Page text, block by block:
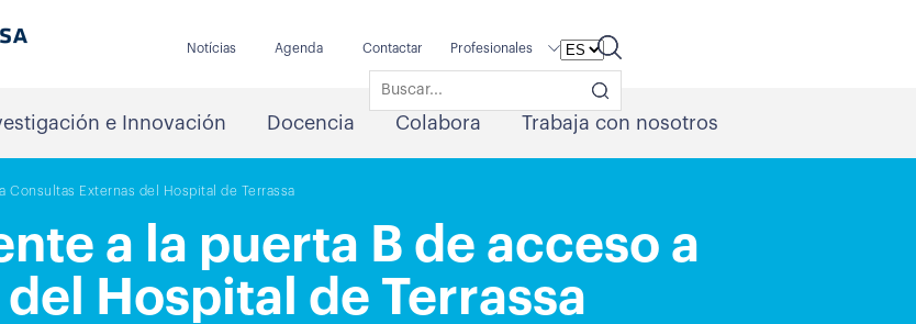
Notícias Agenda Contactar Profesionales
e Innovación Docencia Colabora Trabaja con nosotros
Consultas Externas del Hospital de Terrassa
a la puerta B de acceso a
Hospital de Terrassa